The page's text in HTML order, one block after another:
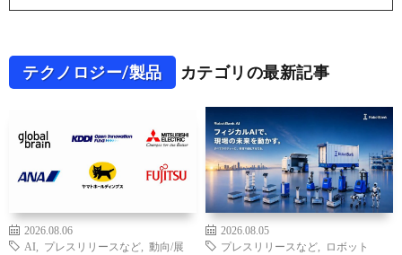
テクノロジー/製品 カテゴリの最新記事
2026.08.06
AI
プレスリリースなど
動向/展
2026.08.05
プレスリリースなど
ロボット